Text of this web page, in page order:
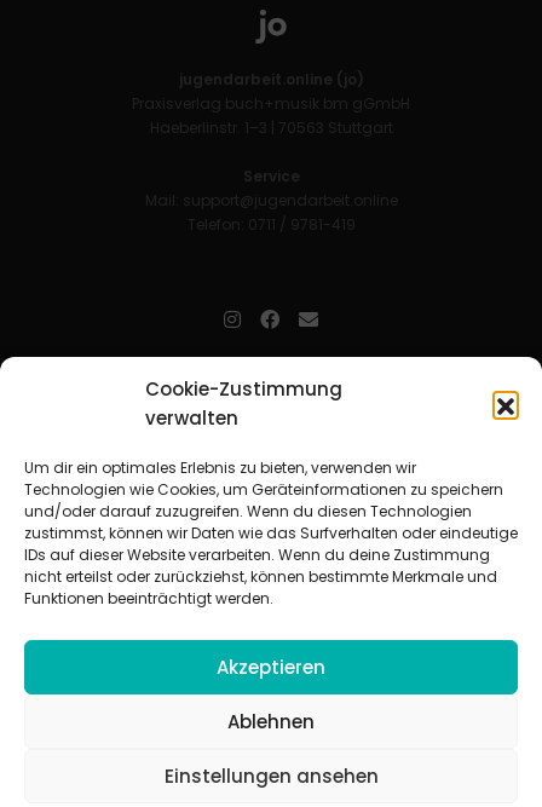
Cookie-Zustimmung
verwalten
Um dir ein optimales Erlebnis zu bieten, verwenden wir
Technologien wie Cookies, um Geräteinformationen zu speichern
und/oder darauf zuzugreifen. Wenn du diesen Technologien
zustimmst, können wir Daten wie das Surfverhalten oder eindeutige
IDs auf dieser Website verarbeiten. Wenn du deine Zustimmung
nicht erteilst oder zurückziehst, können bestimmte Merkmale und
Funktionen beeinträchtigt werden.
Akzeptieren
Ablehnen
Einstellungen ansehen
jugendarbeit.online (jo)
Praxisverlag buch+musik bm gGmbH
Haeberlinstr. 1–3 | 70563 Stuttgart
Service
Mail: support@jugendarbeit.online
Telefon: 0711 / 9781-419
Mitarbeitende in der christlichen Kinder-, Jugend- und jungen
Erwachsenenarbeit. Aufjofindet man unkompliziert und schnell
Beziehungsarbeit.
Beteiligte Verbände
CVJM-Landesverband Bayern e. V. |CVJM-Gesamtverband in
Deutschland e. V.
CVJM-Westbund e. V.|Deutscher Jugendverband „Entschieden für
Christus“ e. V.
© 2026 jugendarbeit.online